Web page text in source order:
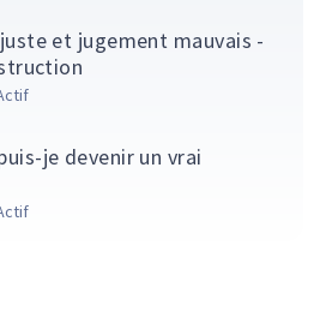
et jugement mauvais -
je devenir un vrai